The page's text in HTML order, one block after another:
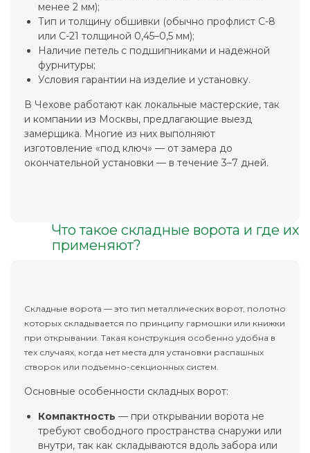
менее 2 мм);
Тип и толщину обшивки (обычно профлист С-8
или С-21 толщиной 0,45–0,5 мм);
Наличие петель с подшипниками и надежной
фурнитуры;
Условия гарантии на изделие и установку.
В Чехове работают как локальные мастерские, так
и компании из Москвы, предлагающие выезд
замерщика. Многие из них выполняют
изготовление «под ключ» — от замера до
окончательной установки — в течение 3–7 дней.
Что такое складные ворота и где их
применяют?
Складные ворота — это тип металлических ворот, полотно
которых складывается по принципу гармошки или книжки
при открывании. Такая конструкция особенно удобна в
тех случаях, когда нет места для установки распашных
створок или подъемно-секционных систем.
Основные особенности складных ворот:
Компактность — при открывании ворота не
требуют свободного пространства снаружи или
внутри, так как складываются вдоль забора или